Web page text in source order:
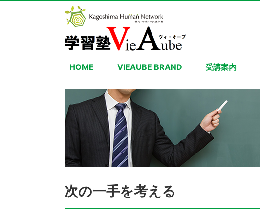
HOME VIEAUBE BRAND 受講案内
次の一手を考える